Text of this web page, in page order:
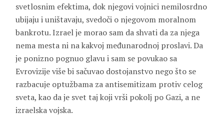
svetlosnim efektima, dok njegovi vojnici nemilosrdno
ubijaju i uništavaju, svedoči o njegovom moralnom
bankrotu. Izrael je morao sam da shvati da za njega
nema mesta ni na kakvoj međunarodnoj proslavi. Da
je ponizno pognuo glavu i sam se povukao sa
Evrovizije više bi sačuvao dostojanstvo nego što se
razbacuje optužbama za antisemitizam protiv celog
sveta, kao da je svet taj koji vrši pokolj po Gazi, a ne
izraelska vojska.